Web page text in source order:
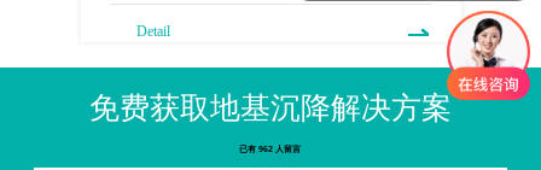
Detail
免费获取地基沉降解决方案
已有 962 人留言